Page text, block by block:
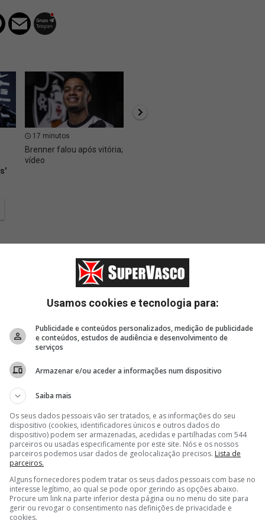
17 minutos
Brenner falou após vitória;
vídeo
Usamos cookies e tecnologia para:
Publicidade e conteúdos personalizados, medição de publicidade
e conteúdos, estudos de audiência e desenvolvimento de
serviços
Armazenar e/ou aceder a informações num dispositivo
Saiba mais
Os seus dados pessoais vão ser tratados, e as informações do seu
dispositivo (cookies, identificadores únicos e outros dados do
dispositivo) podem ser armazenadas, acedidas e partilhadas com 544
parceiros ou usadas especificamente por este site. Nós e os nossos
parceiros podemos usar dados de geolocalização precisos. Lista de
parceiros.
Alguns fornecedores podem tratar os seus dados pessoais com base no
interesse legítimo, ao qual se pode opor gerindo as opções abaixo.
Procure um link na parte inferior desta página ou no menu do site para
gerir ou revogar o consentimento nas definições de privacidade e
cookies.